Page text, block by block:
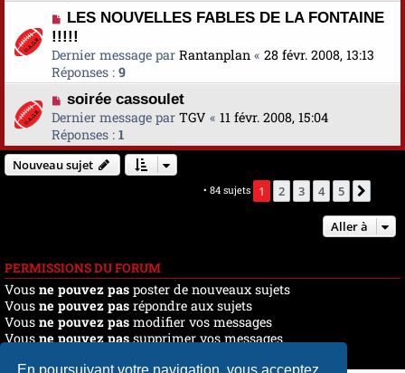
En poursuivant votre navigation, vous acceptez
LES NOUVELLES FABLES DE LA FONTAINE
!!!!!
Dernier message par Rantanplan « 28 févr. 2008, 13:13
Réponses : 9
soirée cassoulet
Dernier message par TGV « 11 févr. 2008, 15:04
Réponses : 1
Nouveau sujet
• 84 sujets 1 2 3 4 5
Aller à
PERMISSIONS DU FORUM
Vous ne pouvez pas poster de nouveaux sujets
Vous ne pouvez pas répondre aux sujets
Vous ne pouvez pas modifier vos messages
Vousne pouvez passupprimer vos messages